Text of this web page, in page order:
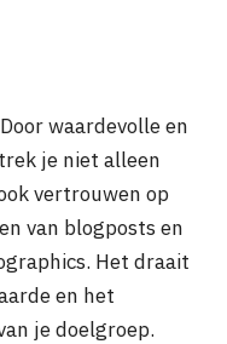
waardevolle en
je niet alleen
vertrouwen op
van blogposts en
Het draait
en het
je doelgroep.